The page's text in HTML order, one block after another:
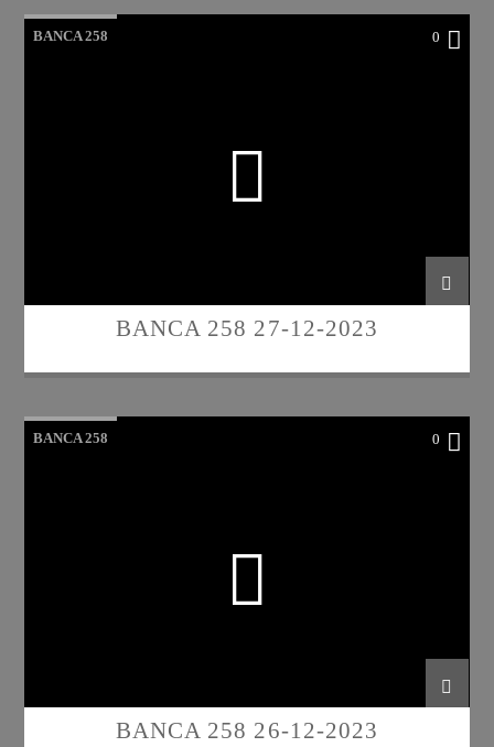
BANCA 258 0
BANCA 258 27-12-2023
BANCA 258 0
BANCA 258 26-12-2023